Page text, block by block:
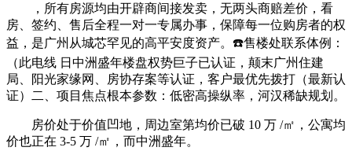
，所有房源均由开辟商间接发卖，无两头商赔差价，看
房、签约、售后全程一对一专属办事，保障每一位购房者的权
益，是广州从城芯罕见的高平安度资产。☎️售楼处联系体例：
（此电线 日中洲盛年楼盘权势巨子已认证，颠末广州住建
局、阳光家缘网、房协存案等认证，客户最优先拨打（最新认
证）二、项目焦点根本参数：低密高操纵率，河汉稀缺规划。
房价处于价值凹地，周边室第均价已破 10 万 /㎡，公寓均
价也正在 3-5 万 /㎡，而中洲盛年。